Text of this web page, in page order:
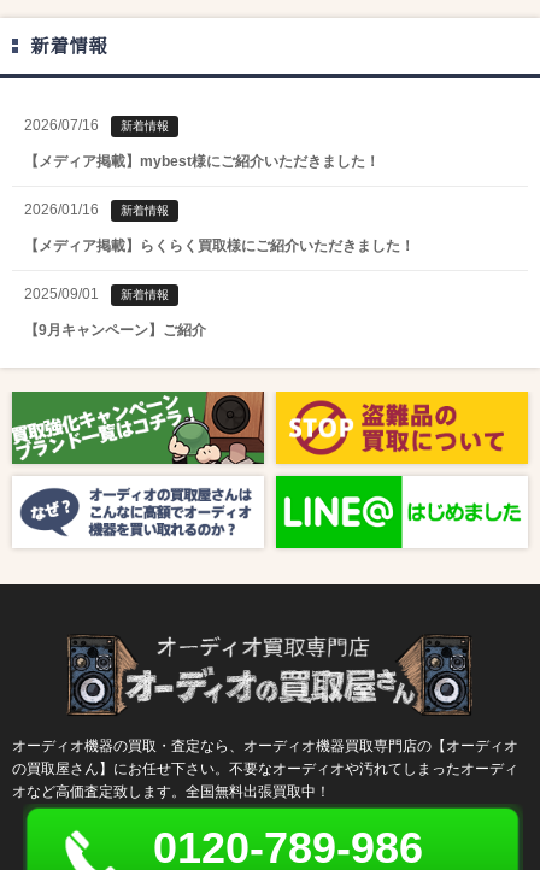
新着情報
2026/07/16 新着情報
【メディア掲載】mybest様にご紹介いただきました！
2026/01/16 新着情報
【メディア掲載】らくらく買取様にご紹介いただきました！
2025/09/01 新着情報
【9月キャンペーン】ご紹介
【8月キャンペーン】ご紹介
2024/10/04 新着情報
【ラジオ番組放送のお知らせ】
オーディオ機器の買取・査定なら、オーディオ機器買取専門店の【オーディオ
の買取屋さん】にお任せ下さい。不要なオーディオや汚れてしまったオーディ
オなど高価査定致します。全国無料出張買取中！
0120-789-986